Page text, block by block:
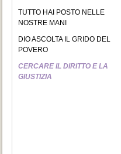
TUTTO HAI POSTO NELLE
NOSTRE MANI
DIO ASCOLTA IL GRIDO DEL
POVERO
CERCARE IL DIRITTO E LA
GIUSTIZIA